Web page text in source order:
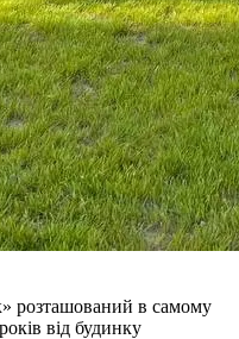
розташований в самому
від будинку